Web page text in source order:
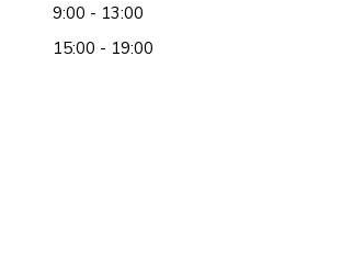
9:00 - 13:00
15:00 - 19:00